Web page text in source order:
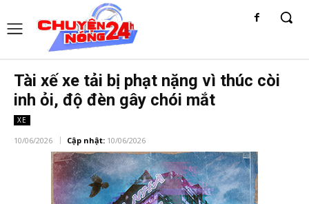
Tài xế xe tải bị phạt nặng vì thúc còi
inh ỏi, độ đèn gây chói mắt
XE
10/06/2026 Cập nhật: 10/06/2026